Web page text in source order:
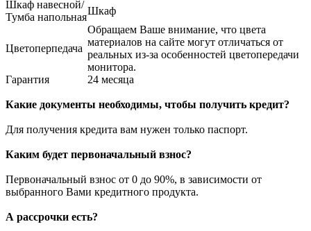
Шкаф навесной/
Тумба напольная
Шкаф
Цветоперпедача
Обращаем Ваше внимание, что цвета
материалов на сайте могут отличаться от
реальных из-за особенностей цветопередачи
монитора.
Гарантия
24 месяца
Какие документы необходимы, чтобы получить кредит?
Для получения кредита вам нужен только паспорт.
Каким будет первоначальный взнос?
Первоначальный взнос от 0 до 90%, в зависимости от
выбранного Вами кредитного продукта.
А рассрочки есть?